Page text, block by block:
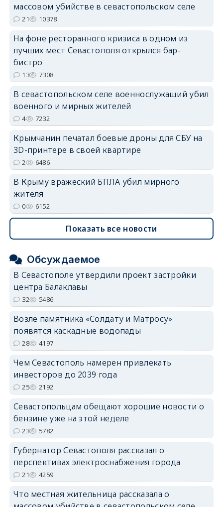
массовом убийстве в севастопольском селе
21 10378
На фоне ресторанного кризиса в одном из
лучших мест Севастополя открылся бар-
бистро
13 7308
В севастопольском селе военнослужащий убил
военного и мирных жителей
4 7232
Крымчанин печатал боевые дроны для СБУ на
3D-принтере в своей квартире
2 6486
В Крыму вражеский БПЛА убил мирного
жителя
0 6152
Показать все новости
Обсуждаемое
В Севастополе утвердили проект застройки
центра Балаклавы
32 5486
Возле памятника «Солдату и Матросу»
появятся каскадные водопады
28 4197
Чем Севастополь намерен привлекать
инвесторов до 2039 года
25 2192
Севастопольцам обещают хорошие новости о
бензине уже на этой неделе
23 5782
Губернатор Севастополя рассказал о
перспективах электроснабжения города
21 4259
Что местная жительница рассказала о